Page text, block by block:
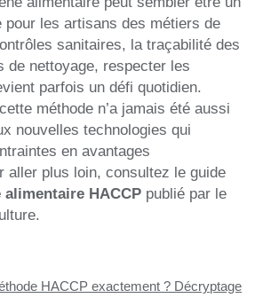
les artisans des métiers de
sanitaires, la traçabilité des
de nettoyage, respecter les
parfois un défi quotidien.
méthode n’a jamais été aussi
nouvelles technologies qui
en avantages
aller plus loin, consultez le guide
alimentaire HACCP publié par le
HACCP exactement ? Décryptage